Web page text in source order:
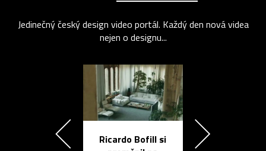
Jedinečný český design video portál. Každý den nová videa
nejen o designu...
Ricardo Bofill si